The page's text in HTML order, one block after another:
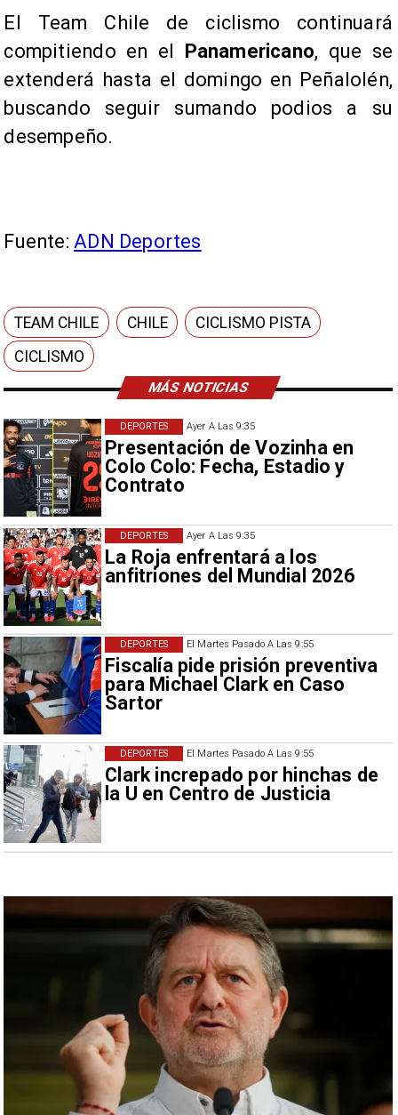
MÁS NOTICIAS
Ayer A Las 9:35
Presentación de Vozinha en
Colo Colo: Fecha, Estadio y
Contrato
DEPORTES
Ayer A Las 9:35
La Roja enfrentará a los
anfitriones del Mundial 2026
DEPORTES
El Martes Pasado A Las 9:55
Fiscalía pide prisión preventiva
para Michael Clark en Caso
Sartor
DEPORTES
El Martes Pasado A Las 9:55
Clark increpado por hinchas de
la U en Centro de Justicia
DEPORTES
El Team Chile de ciclismo continuará
compitiendo en el Panamericano, que se
extenderá hasta el domingo en Peñalolén,
buscando seguir sumando podios a su
desempeño.
Fuente:ADN Deportes
TEAM CHILE CHILE
CICLISMO PISTA
CICLISMO